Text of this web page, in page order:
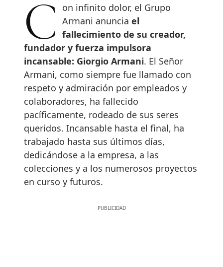
Con infinito dolor, el Grupo Armani anunciael
fallecimiento de su creador,
fundador y fuerza impulsora
incansable: Giorgio Armani. El Señor
Armani, como siempre fue llamado con
respeto y admiración por empleados y
colaboradores, ha fallecido
pacíficamente, rodeado de sus seres
queridos. Incansable hasta el final, ha
trabajado hasta sus últimos días,
dedicándose a la empresa, a las
colecciones y a los numerosos proyectos
en curso y futuros.